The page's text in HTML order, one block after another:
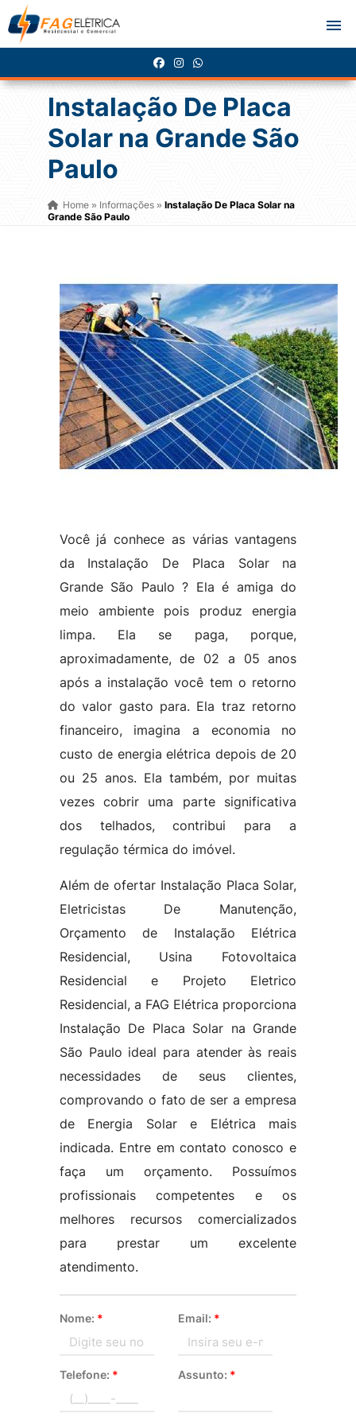
Instalação De Placa
Solar na Grande São
Paulo
Home» Informações » Instalação De Placa Solar na
Grande São Paulo
Você já conhece as várias vantagens
da Instalação De Placa Solar na
Grande São Paulo ? Ela é amiga do
meio ambiente pois produz energia
limpa. Ela se paga, porque,
aproximadamente, de 02 a 05 anos
após a instalação você tem o retorno
do valor gasto para. Ela traz retorno
financeiro, imagina a economia no
custo de energia elétrica depois de 20
ou 25 anos. Ela também, por muitas
vezes cobrir uma parte significativa
dos telhados, contribui para a
regulação térmica do imóvel.
Além de ofertar Instalação Placa Solar,
Eletricistas De Manutenção,
Orçamento de Instalação Elétrica
Residencial, Usina Fotovoltaica
Residencial e Projeto Eletrico
Residencial, a FAG Elétrica proporciona
Instalação De Placa Solar na Grande
São Paulo ideal para atender às reais
necessidades de seus clientes,
comprovando o fato de ser a empresa
de Energia Solar e Elétrica mais
indicada. Entre em contato conosco e
faça um orçamento. Possuímos
profissionais competentes e os
melhores recursos comercializados
para prestar um excelente
atendimento.
Nome: * Email: *
Telefone: * Assunto: *